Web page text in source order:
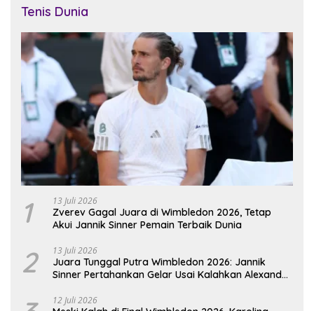
Tenis Dunia
1 13 Juli 2026
Zverev Gagal Juara di Wimbledon 2026, Tetap
Akui Jannik Sinner Pemain Terbaik Dunia
2 13 Juli 2026
Juara Tunggal Putra Wimbledon 2026: Jannik
Sinner Pertahankan Gelar Usai Kalahkan Alexander
12 Juli 2026